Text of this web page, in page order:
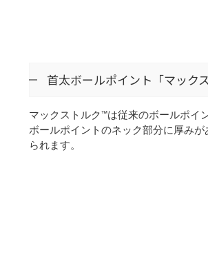
首太ボールポイント「マック
マックストルク™は従来のボールポイ
ボールポイントのネック部分に厚み
られます。